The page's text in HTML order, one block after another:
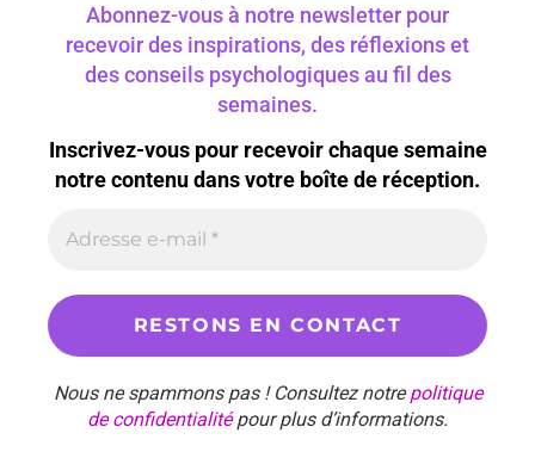
Abonnez-vous à notre newsletter pour
recevoir des inspirations, des réflexions et
des conseils psychologiques au fil des
semaines.
Inscrivez-vous pour recevoir chaque semaine
notre contenu dans votre boîte de réception.
Nous ne spammons pas ! Consultez notrepolitique
de confidentialitépour plus d’informations.